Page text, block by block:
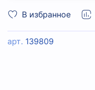
В избранное
арт. 139809